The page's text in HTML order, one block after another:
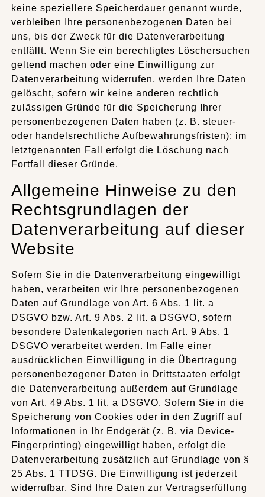
keine speziellere Speicherdauer genannt wurde,
verbleiben Ihre personenbezogenen Daten bei
uns, bis der Zweck für die Datenverarbeitung
entfällt. Wenn Sie ein berechtigtes Löschersuchen
geltend machen oder eine Einwilligung zur
Datenverarbeitung widerrufen, werden Ihre Daten
gelöscht, sofern wir keine anderen rechtlich
zulässigen Gründe für die Speicherung Ihrer
personenbezogenen Daten haben (z. B. steuer-
oder handelsrechtliche Aufbewahrungsfristen); im
letztgenannten Fall erfolgt die Löschung nach
Fortfall dieser Gründe.
Allgemeine Hinweise zu den
Rechtsgrundlagen der
Datenverarbeitung auf dieser
Website
Sofern Sie in die Datenverarbeitung eingewilligt
haben, verarbeiten wir Ihre personenbezogenen
Daten auf Grundlage von Art. 6 Abs. 1 lit. a
DSGVO bzw. Art. 9 Abs. 2 lit. a DSGVO, sofern
besondere Datenkategorien nach Art. 9 Abs. 1
DSGVO verarbeitet werden. Im Falle einer
ausdrücklichen Einwilligung in die Übertragung
personenbezogener Daten in Drittstaaten erfolgt
die Datenverarbeitung außerdem auf Grundlage
von Art. 49 Abs. 1 lit. a DSGVO. Sofern Sie in die
Speicherung von Cookies oder in den Zugriff auf
Informationen in Ihr Endgerät (z. B. via Device-
Fingerprinting) eingewilligt haben, erfolgt die
Datenverarbeitung zusätzlich auf Grundlage von §
25 Abs. 1 TTDSG. Die Einwilligung ist jederzeit
widerrufbar. Sind Ihre Daten zur Vertragserfüllung